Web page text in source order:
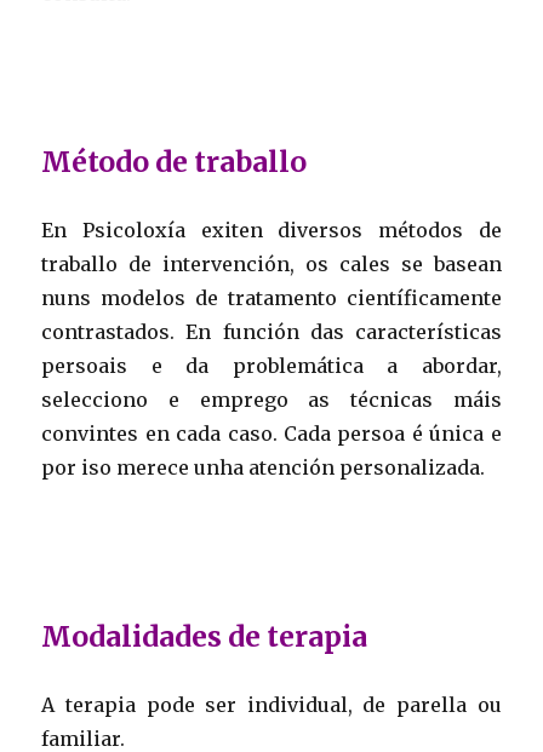
Método de traballo
En Psicoloxía exiten diversos métodos de
traballo de intervención, os cales se basean
nuns modelos de tratamento científicamente
contrastados. En función das características
persoais e da problemática a abordar,
selecciono e emprego as técnicas máis
convintes en cada caso. Cada persoa é única e
por iso merece unha atención personalizada.
Modalidades de terapia
A terapia pode ser individual, de parella ou
familiar.